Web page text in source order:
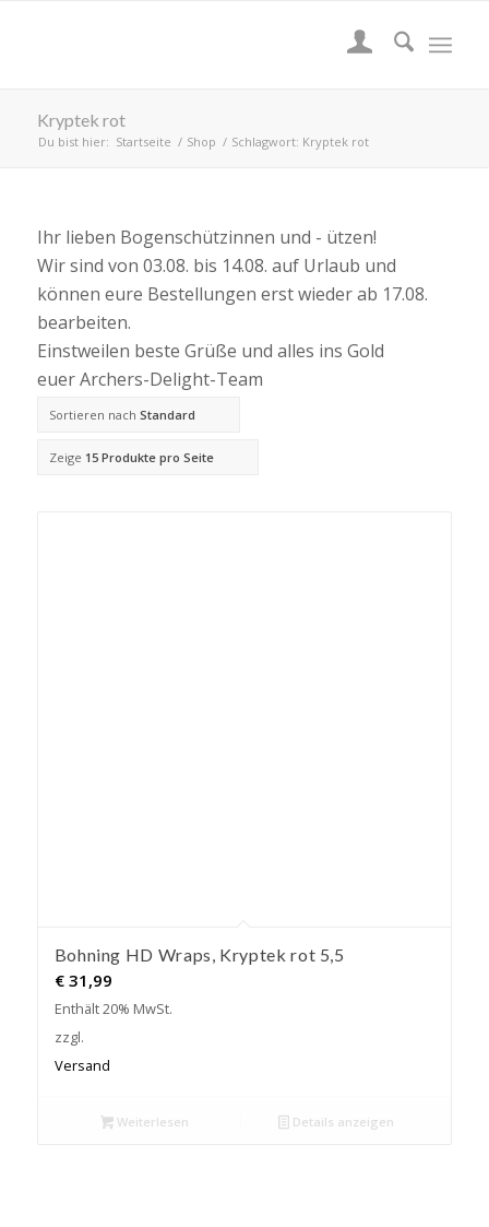
Kryptek rot
Du bist hier: Startseite / Shop / Schlagwort: Kryptek rot
Ihr lieben Bogenschützinnen und - ützen!
Wir sind von 03.08. bis 14.08. auf Urlaub und
können eure Bestellungen erst wieder ab 17.08.
bearbeiten.
Einstweilen beste Grüße und alles ins Gold
euer Archers-Delight-Team
Sortieren nach Standard
Zeige 15 Produkte pro Seite
Bohning HD Wraps, Kryptek rot 5,5
€31,99
Enthält 20% MwSt.
zzgl.
Versand
Weiterlesen Details anzeigen